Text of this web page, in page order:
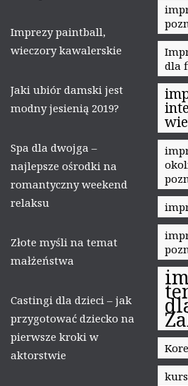
Imprezy paintball,
wieczory kawalerskie
Jaki ubiór damski jest
modny jesienią 2019?
Spa dla dwojga –
najlepsze ośrodki na
romantyczny weekend
relaksu
Złote myśli na temat
małżeństwa
Castingi dla dzieci – jak
przygotować dziecko na
pierwsze kroki w
aktorstwie
dla